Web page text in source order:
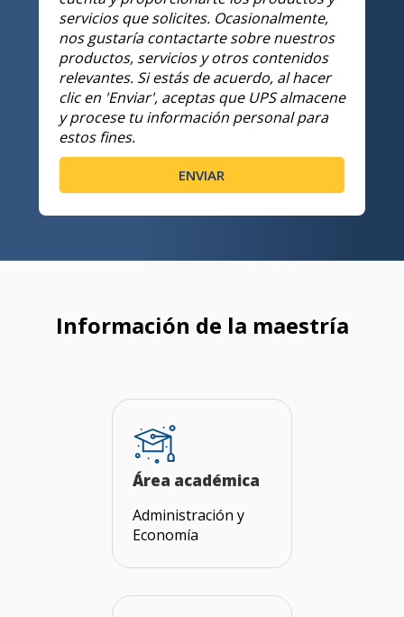
servicios que solicites. Ocasionalmente,
nos gustaría contactarte sobre nuestros
productos, servicios y otros contenidos
relevantes. Si estás de acuerdo, al hacer
clic en 'Enviar', aceptas que UPS almacene
y procese tu información personal para
estos fines.
Información de la maestría
Área académica
Administración y
Economía